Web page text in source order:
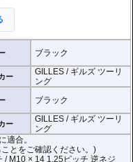
ご利用いただけます。
適合品番をご確認いただけま
ある車両に適合
かのネジに対応していること
ピッチ 逆ネジ
る車両に適合
ブラック
ー
GILLES / ギルズ ツーリ
ング
ブラック
ー
GILLES / ギルズ ツーリ
ング
適合。
とをご確認ください。)
/ M10 × 14 1.25ピッチ 逆ネジ